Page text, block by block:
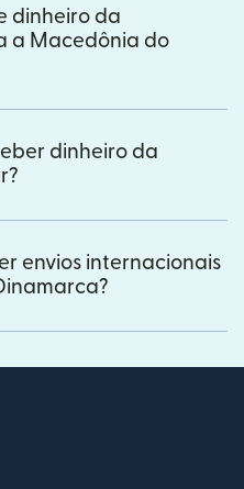
dinheiro da
a Macedônia do
dinheiro da
envios internacionais